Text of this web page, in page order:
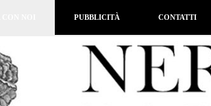
PUBBLICITÀ CONTATTI